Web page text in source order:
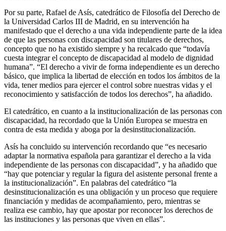
Por su parte, Rafael de Asís, catedrático de Filosofía del Derecho de
la Universidad Carlos III de Madrid, en su intervención ha
manifestado que el derecho a una vida independiente parte de la idea
de que las personas con discapacidad son titulares de derechos,
concepto que no ha existido siempre y ha recalcado que “todavía
cuesta integrar el concepto de discapacidad al modelo de dignidad
humana”. “El derecho a vivir de forma independiente es un derecho
básico, que implica la libertad de elección en todos los ámbitos de la
vida, tener medios para ejercer el control sobre nuestras vidas y el
reconocimiento y satisfacción de todos los derechos”, ha añadido.
El catedrático, en cuanto a la institucionalización de las personas con
discapacidad, ha recordado que la Unión Europea se muestra en
contra de esta medida y aboga por la desinstitucionalización.
Asís ha concluido su intervención recordando que “es necesario
adaptar la normativa española para garantizar el derecho a la vida
independiente de las personas con discapacidad”, y ha añadido que
“hay que potenciar y regular la figura del asistente personal frente a
la institucionalización”. En palabras del catedrático “la
desinstitucionalización es una obligación y un proceso que requiere
financiación y medidas de acompañamiento, pero, mientras se
realiza ese cambio, hay que apostar por reconocer los derechos de
las instituciones y las personas que viven en ellas”.